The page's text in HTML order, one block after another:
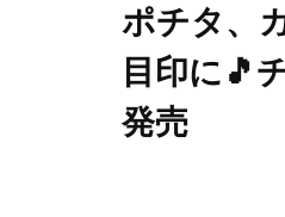
ポチタ、
目印に🎵
発売